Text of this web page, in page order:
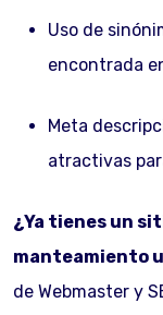
Uso de
encontrada
Meta
atractivas
¿Ya tienes un
manteamiento
de Webmaster y